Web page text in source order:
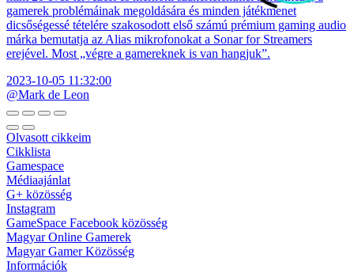
gamerek problémáinak megoldására és minden játékmenet
dicsőségessé tételére szakosodott első számú prémium gaming audio
márka bemutatja az Alias mikrofonokat a Sonar for Streamers
erejével. Most „végre a gamereknek is van hangjuk”.
2023-10-05 11:32:00
@Mark de Leon
Olvasott cikkeim
Cikklista
Gamespace
Médiaajánlat
G+ közösség
Instagram
GameSpace Facebook közösség
Magyar Online Gamerek
Magyar Gamer Közösség
Információk